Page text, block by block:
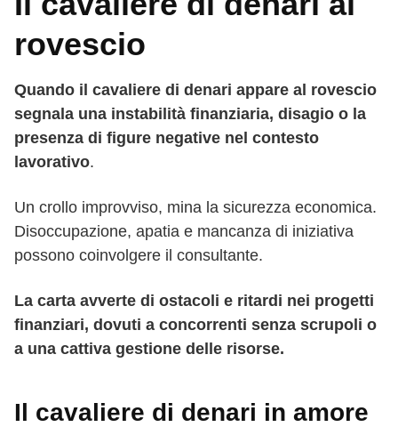
rovescio
Quando il cavaliere di denari appare al rovescio
segnala una instabilità finanziaria, disagio o la
presenza di figure negative nel contesto
lavorativo.
Un crollo improvviso, mina la sicurezza economica.
Disoccupazione, apatia e mancanza di iniziativa
possono coinvolgere il consultante.
La carta avverte di ostacoli e ritardi nei progetti
finanziari, dovuti a concorrenti senza scrupoli o
a una cattiva gestione delle risorse.
Il cavaliere di denari in amore